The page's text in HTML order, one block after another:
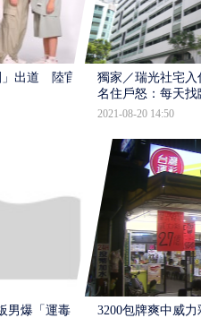
」出道 陸官
獨家／瑞光社宅入
名住戶怒：每天找
2021-08-20 14:50
男爆「運毒」
3200包牌爽中威